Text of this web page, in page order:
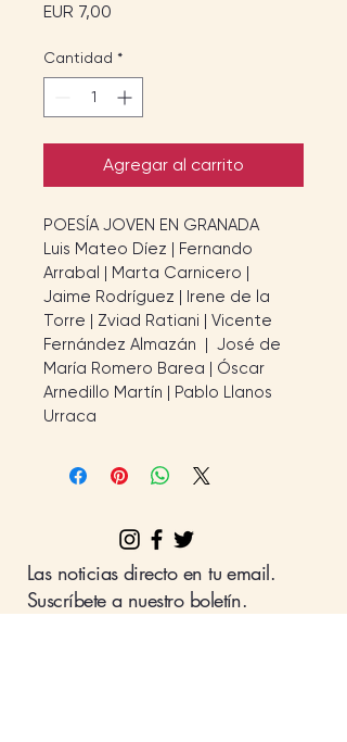
EUR 7,00
Cantidad *
Agregar al carrito
POESÍA JOVEN EN GRANADA
Luis Mateo Díez | Fernando
Arrabal | Marta Carnicero |
Jaime Rodríguez | Irene de la
Torre | Zviad Ratiani | Vicente
Fernández Almazán  |  José de
María Romero Barea | Óscar
Arnedillo Martín | Pablo Llanos
Urraca
Las noticias directo en tu email.
Suscríbete a nuestro boletín.